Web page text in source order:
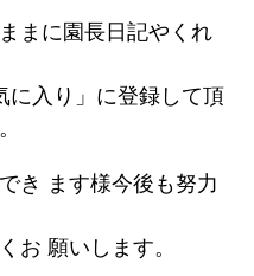
まに園長日記やくれ
に入り」に登録して頂
き ます様今後も努力
お 願いします。